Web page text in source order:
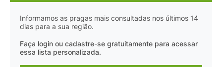
Informamos as pragas mais consultadas nos últimos 14
dias para a sua região.
Faça login ou cadastre-se gratuitamente para acessar
essa lista personalizada.